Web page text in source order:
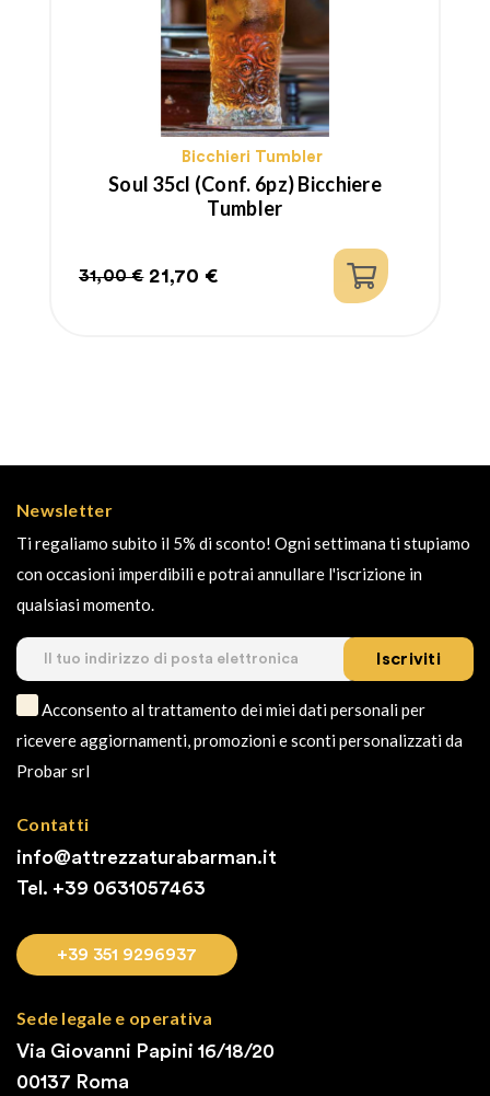
Bicchieri Tumbler
Soul 35cl (conf. 6pz) Bicchiere
Tumbler
Prezzo
31,00 €
Prezzo
21,70 €
Newsletter
Ti regaliamo subito il 5% di sconto! Ogni settimana ti stupiamo
con occasioni imperdibili e potrai annullare l'iscrizione in
qualsiasi momento.
Iscriviti
Acconsento al trattamento dei miei dati personali per
ricevere aggiornamenti, promozioni e sconti personalizzati da
Probar srl
Contatti
info@attrezzaturabarman.it
Tel. +39 0631057463
+39 351 9296937
Sede legale e operativa
Via Giovanni Papini 16/18/20
00137 Roma